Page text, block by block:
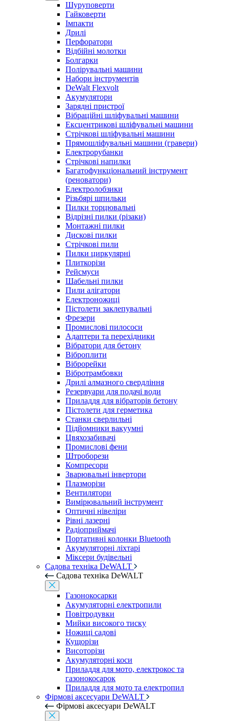
Шуруповерти
Гайковерти
Імпакти
Дрилі
Перфоратори
Відбійні молотки
Болгарки
Полірувальні машини
Набори інструментів
DeWalt Flexvolt
Акумулятори
Зарядні пристрої
Вібраційні шліфувальні машини
Ексцентрикові шліфувальні машини
Стрічкові шліфувальні машини
Прямошліфувальні машини (гравери)
Електрорубанки
Стрічкові напилки
Багатофункціональний інструмент
(реноватори)
Електролобзики
Різьбярі шпильки
Пилки торцювальні
Відрізні пилки (різаки)
Монтажні пилки
Дискові пилки
Стрічкові пили
Пилки циркулярні
Плиткорізи
Рейсмуси
Шабельні пилки
Пили алігатори
Електроножиці
Пістолети заклепувальні
Фрезери
Промислові пилососи
Адаптери та перехідники
Вібратори для бетону
Віброплити
Віброрейки
Вібротрамбовки
Дрилі алмазного свердління
Резервуари для подачі води
Приладдя для вібраторів бетону
Пістолети для герметика
Станки сверлильні
Підйомники вакуумні
Цвяхозабивачі
Промислові фени
Штроборези
Компресори
Зварювальні інвертори
Плазморізи
Вентилятори
Вимірювальний інструмент
Оптичні нівеліри
Рівні лазерні
Радіоприймачі
Портативні колонки Bluetooth
Акумуляторні ліхтарі
Міксери будівельні
Садова техніка DeWALT
Садова техніка DeWALT
Газонокосарки
Акумуляторні електропили
Повітродувки
Мийки високого тиску
Ножиці садові
Кущорізи
Висоторізи
Акумуляторні коси
Приладдя для мото, електрокос та
газонокосарок
Приладдя для мото та електропил
Фірмові аксесуари DeWALT
Фірмові аксесуари DeWALT